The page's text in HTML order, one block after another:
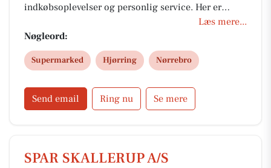
indkøbsoplevelser og personlig service. Her er
kunderne altid i centrum, og butikken byder
løbende på attraktive Ja Tak-tilbud, der gør det nemt
at handle lokalt og spare penge på hverdagens varer.
Læs mere...
Nøgleord:
Supermarked Hjørring Nørrebro
Send email Ring nu Se mere
SPAR SKALLERUP A/S